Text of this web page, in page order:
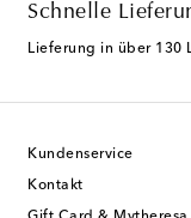
Schnelle
Lieferung in über 130
Kundenservice
Kontakt